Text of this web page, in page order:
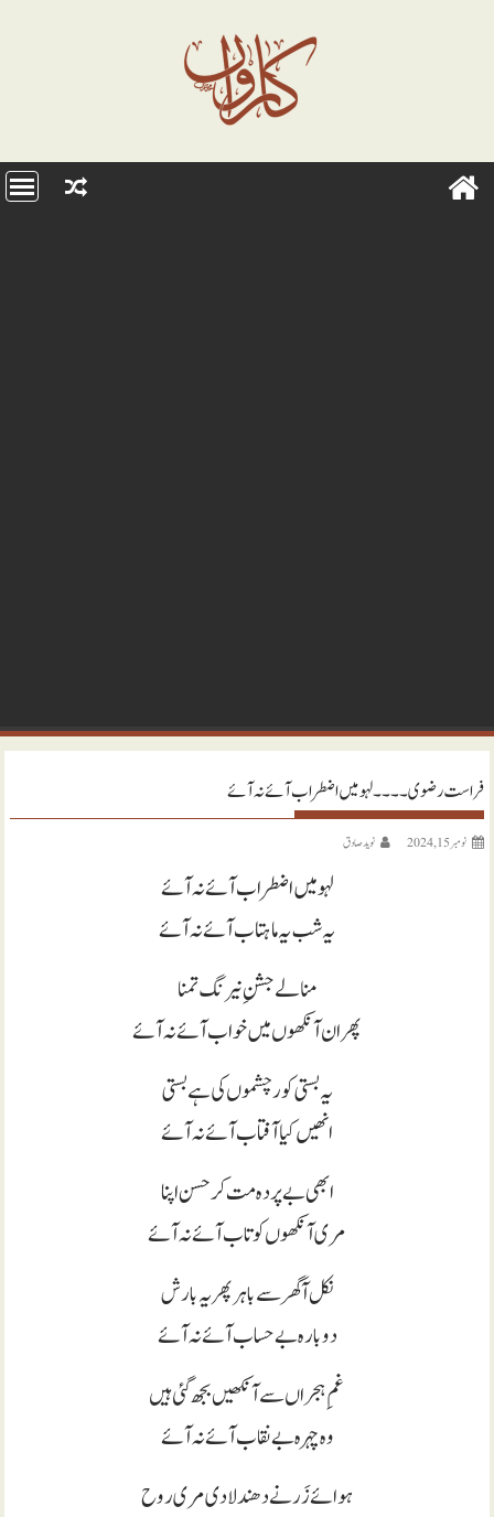
فراست رضوی ۔۔۔۔ لہو میں اضطراب آئے نہ آئے
نومبر 15, 2024 نويد صادق
لہو میں اضطراب آئے نہ آئے
یہ شب یہ ماہتاب آئے نہ آئے
منا لے جشنِ نیرنگ تمنا
پھر ان آنکھوں میں خواب آئے نہ آئے
یہ بستی کور چشموں کی ہے بستی
انھیں کیا آفتاب آئے نہ آئے
ابھی بے پردہ مت کر حسن اپنا
مری آنکھوں کو تاب آئے نہ آئے
نکل آ گھر سے باہر پھر یہ بارش
دوبارہ بے حساب آئے نہ آئے
غمِ ہجراں سے آنکھیں بجھ گئی ہیں
وہ چہرہ بے نقاب آئے نہ آئے
ہوائے زَر نے دھندلا دی مری روح